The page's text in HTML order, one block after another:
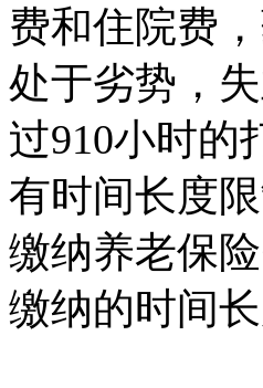
费和住院费
处于劣势，
过910小时的
有时间长度
缴纳养老保
缴纳的时间